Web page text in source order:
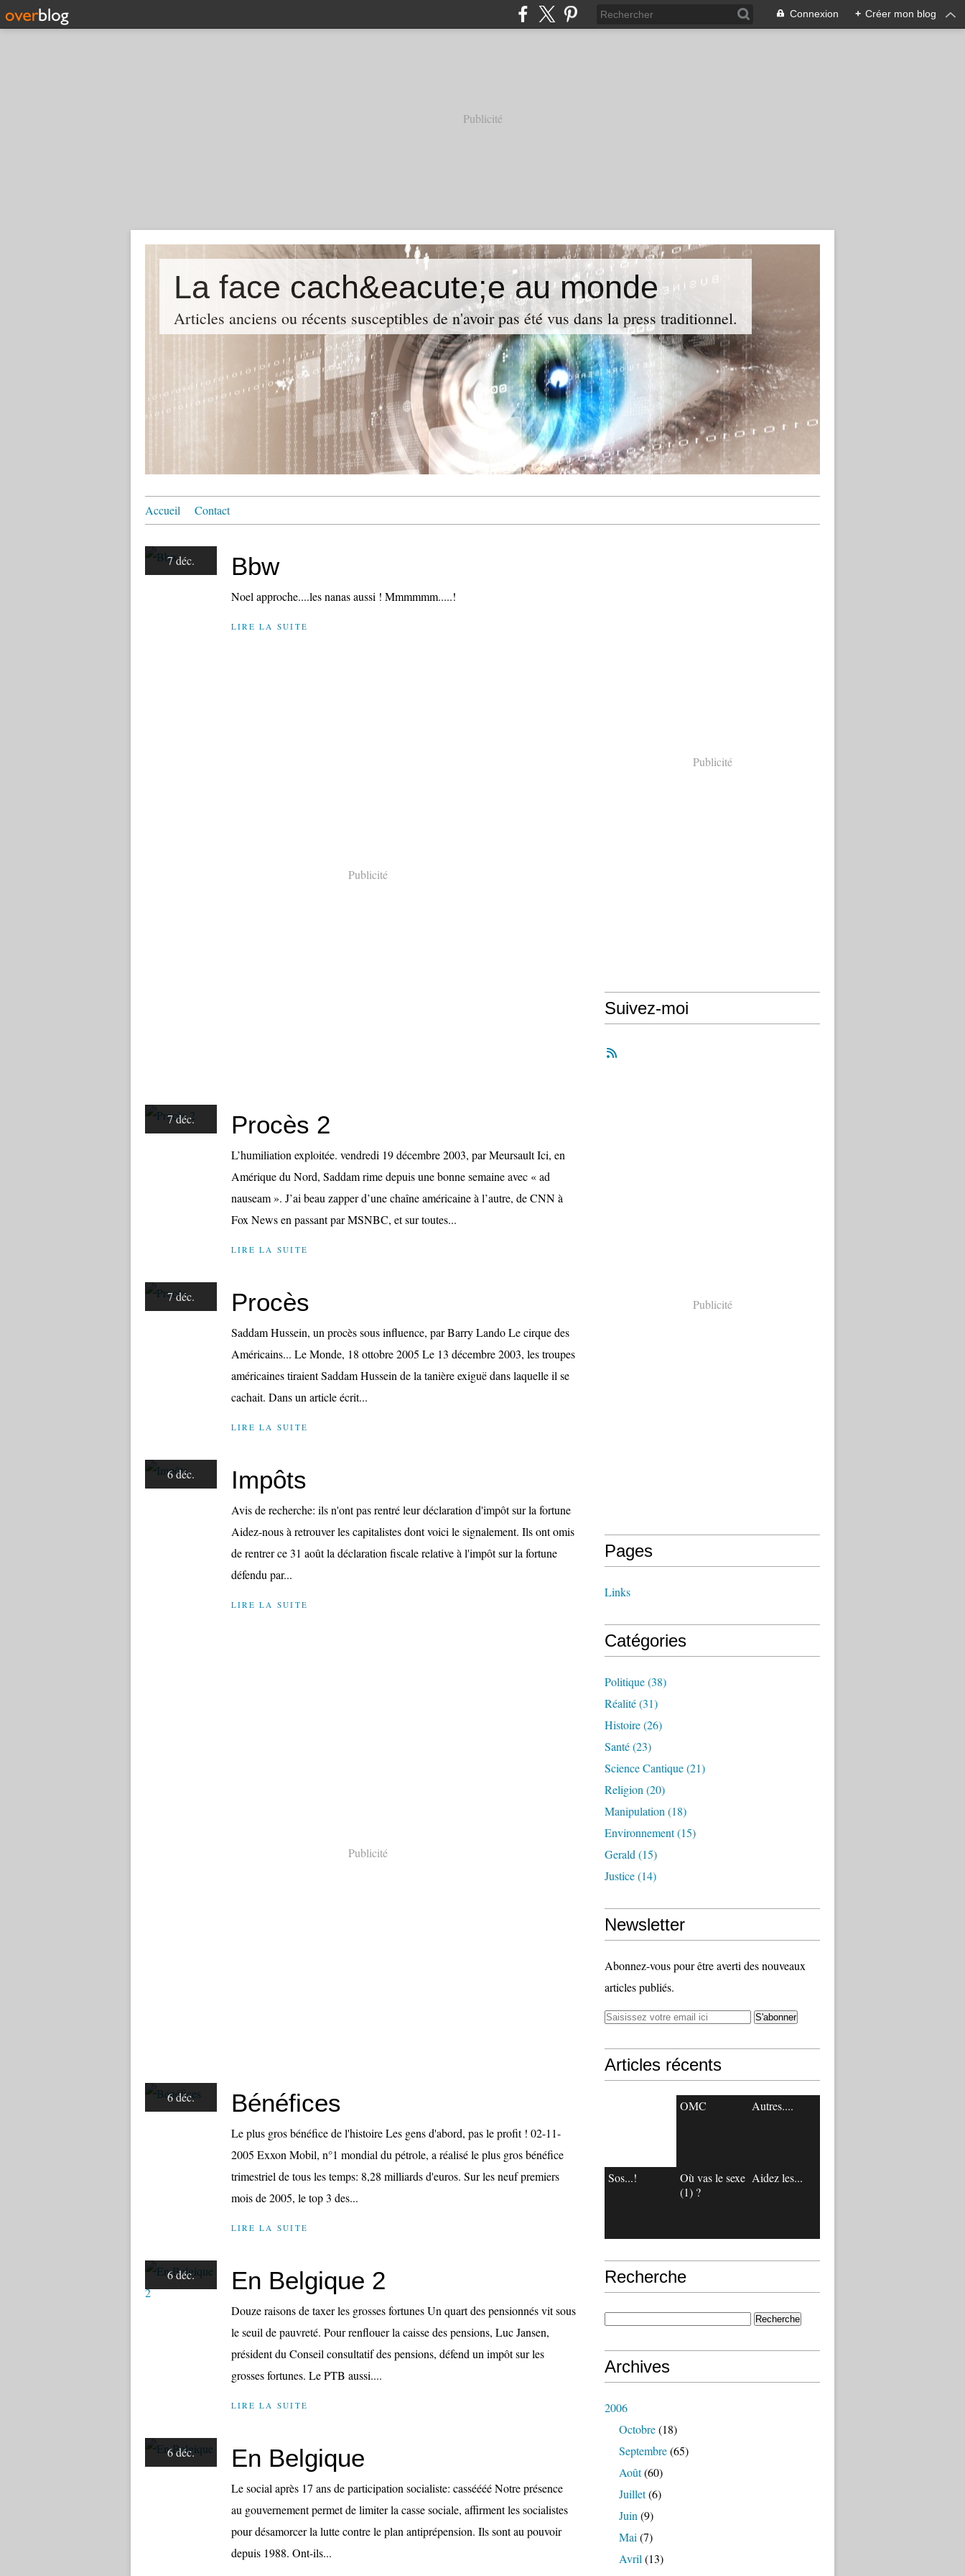
Connexion + Créer mon blog
Publicité
La face cach&eacute;e au monde
Articles anciens ou récents susceptibles de n'avoir pas été vus dans la press traditionnel.
Accueil Contact
7 déc. Bbw
Noel approche....les nanas aussi ! Mmmmmm.....!
LIRE LA SUITE
Publicité
7 déc. Procès 2
L’humiliation exploitée. vendredi 19 décembre 2003, par Meursault Ici, en
Amérique du Nord, Saddam rime depuis une bonne semaine avec « ad
nauseam ». J’ai beau zapper d’une chaîne américaine à l’autre, de CNN à
Fox News en passant par MSNBC, et sur toutes...
LIRE LA SUITE
7 déc. Procès
Saddam Hussein, un procès sous influence, par Barry Lando Le cirque des
Américains... Le Monde, 18 ottobre 2005 Le 13 décembre 2003, les troupes
américaines tiraient Saddam Hussein de la tanière exiguë dans laquelle il se
cachait. Dans un article écrit...
LIRE LA SUITE
6 déc. Impôts
Avis de recherche: ils n'ont pas rentré leur déclaration d'impôt sur la fortune
Aidez-nous à retrouver les capitalistes dont voici le signalement. Ils ont omis
de rentrer ce 31 août la déclaration fiscale relative à l'impôt sur la fortune
défendu par...
LIRE LA SUITE
Publicité
6 déc. Bénéfices
Le plus gros bénéfice de l'histoire Les gens d'abord, pas le profit ! 02-11-
2005 Exxon Mobil, n°1 mondial du pétrole, a réalisé le plus gros bénéfice
trimestriel de tous les temps: 8,28 milliards d'euros. Sur les neuf premiers
mois de 2005, le top 3 des...
LIRE LA SUITE
6 déc. En Belgique 2
Douze raisons de taxer les grosses fortunes Un quart des pensionnés vit sous
le seuil de pauvreté. Pour renflouer la caisse des pensions, Luc Jansen,
président du Conseil consultatif des pensions, défend un impôt sur les
grosses fortunes. Le PTB aussi....
LIRE LA SUITE
6 déc. En Belgique
Le social après 17 ans de participation socialiste: casséééé Notre présence
au gouvernement permet de limiter la casse sociale, affirment les socialistes
pour désamorcer la lutte contre le plan antiprépension. Ils sont au pouvoir
depuis 1988. Ont-ils...
Publicité
Suivez-moi
Publicité
Pages
Links
Catégories
Politique(38)
Réalité(31)
Histoire(26)
Santé(23)
Science Cantique(21)
Religion (20)
Manipulation (18)
Environnement(15)
Gerald (15)
Justice(14)
Newsletter
Abonnez-vous pour être averti des nouveaux
articles publiés.
Articles récents
OMC Autres....
Sos...!
Où vas le sexe
(1) ?
Aidez les...
Recherche
Archives
2006
Octobre(18)
Septembre(65)
Août(60)
Juillet(6)
Juin (9)
Mai (7)
Avril (13)